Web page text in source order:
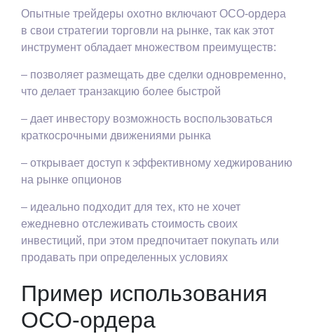
Опытные трейдеры охотно включают OCO-ордера
в свои стратегии торговли на рынке, так как этот
инструмент обладает множеством преимуществ:
– позволяет размещать две сделки одновременно,
что делает транзакцию более быстрой
– дает инвестору возможность воспользоваться
краткосрочными движениями рынка
– открывает доступ к эффективному хеджированию
на рынке опционов
– идеально подходит для тех, кто не хочет
ежедневно отслеживать стоимость своих
инвестиций, при этом предпочитает покупать или
продавать при определенных условиях
Пример использования
OCO-ордера